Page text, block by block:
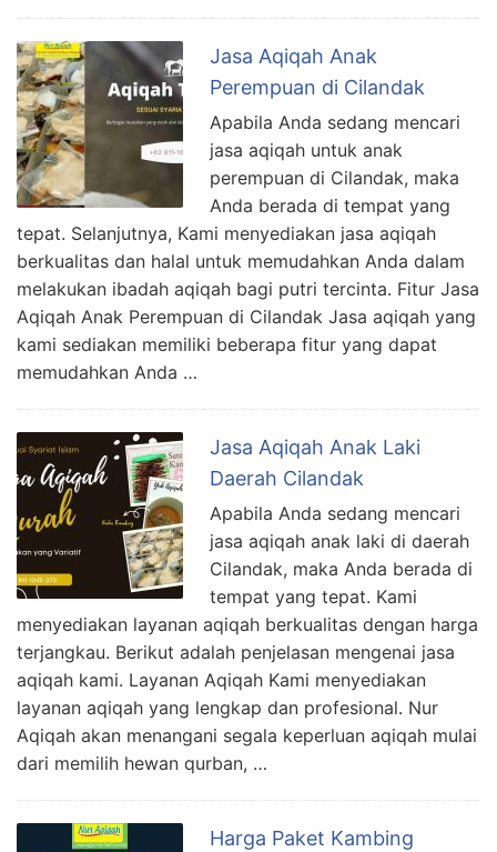
Jasa Aqiqah Anak
Perempuan di Cilandak
Apabila Anda sedang mencari
jasa aqiqah untuk anak
perempuan di Cilandak, maka
Anda berada di tempat yang
tepat. Selanjutnya, Kami menyediakan jasa aqiqah
berkualitas dan halal untuk memudahkan Anda dalam
melakukan ibadah aqiqah bagi putri tercinta. Fitur Jasa
Aqiqah Anak Perempuan di Cilandak Jasa aqiqah yang
kami sediakan memiliki beberapa fitur yang dapat
memudahkan Anda …
Jasa Aqiqah Anak Laki
Daerah Cilandak
Apabila Anda sedang mencari
jasa aqiqah anak laki di daerah
Cilandak, maka Anda berada di
tempat yang tepat. Kami
menyediakan layanan aqiqah berkualitas dengan harga
terjangkau. Berikut adalah penjelasan mengenai jasa
aqiqah kami. Layanan Aqiqah Kami menyediakan
layanan aqiqah yang lengkap dan profesional. Nur
Aqiqah akan menangani segala keperluan aqiqah mulai
dari memilih hewan qurban, …
Harga Paket Kambing